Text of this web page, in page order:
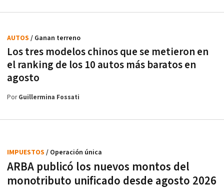
Los tres modelos chinos que se metieron en
el ranking de los 10 autos más baratos en
agosto
AUTOS / Ganan terreno
PorGuillermina Fossati
ARBA publicó los nuevos montos del
monotributo unificado desde agosto 2026
IMPUESTOS / Operación única